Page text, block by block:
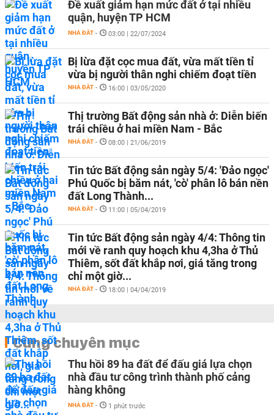
Đề xuất giảm hạn mức đất ở tại nhiều
quận, huyện TP HCM
NHÀ ĐẤT - 03:00 | 22/07/2024
Bị lừa đặt cọc mua đất, vừa mất tiền tỉ
vừa bị người thân nghi chiếm đoạt tiền
NHÀ ĐẤT - 16:00 | 03/05/2020
Thị trường Bất động sản nhà ở: Diễn biến
trái chiều ở hai miền Nam - Bắc
NHÀ ĐẤT - 08:00 | 21/06/2019
Tin tức Bất động sản ngày 5/4: 'Đảo ngọc'
Phú Quốc bị băm nát, 'cò' phân lô bán nền
đất Long Thành...
NHÀ ĐẤT - 11:00 | 05/04/2019
Tin tức Bất động sản ngày 4/4: Thông tin
mới về ranh quy hoạch khu 4,3ha ở Thủ
Thiêm, sốt đất khắp nơi, giá tăng trong
chỉ một giờ...
NHÀ ĐẤT - 18:00 | 04/04/2019
Cùng chuyên mục
Thu hồi 89 ha đất để đấu giá lựa chọn
nhà đầu tư công trình thành phố cảng
hàng không
NHÀ ĐẤT - 1 phút trước